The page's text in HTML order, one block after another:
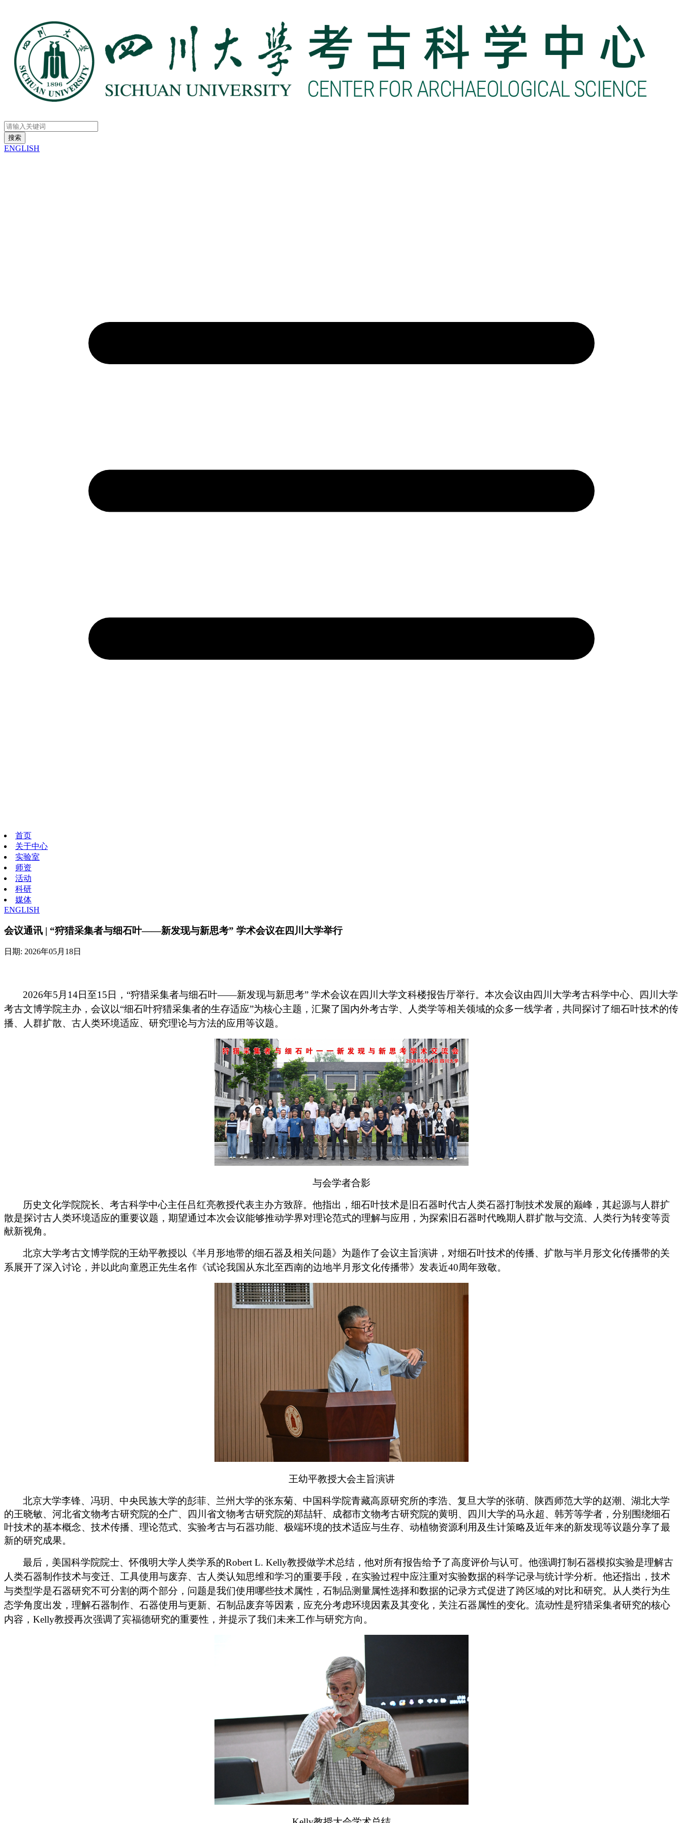
ENGLISH
首页
关于中心
实验室
师资
活动
科研
媒体
ENGLISH
会议通讯 | “狩猎采集者与细石叶——新发现与新思考” 学术会议在四川大学举行
日期: 2026年05月18日
2026年5 月 14日至15 日，“狩猎采集者与细石叶——新发现与新思考” 学术会议在四川大学文科楼报告厅举行。本次会议由四川大学考古科学中心、四川大学
考古文博学院主办，会议以“细石叶狩猎采集者的生存适应”为核心主题，汇聚了国内外考古学、人类学等相关领域的众多一线学者，共同探讨了细石叶技术的传
播、人群扩散、古人类环境适应、研究理论与方法的应用等议题。
与会学者合影
历史文化学院院长、考古科学中心主任吕红亮教授代表主办方致辞。他指出，细石叶技术是旧石器时代古人类石器打制技术发展的巅峰，其起源与人群扩
散是探讨古人类环境适应的重要议题，期望通过本次会议能够推动学界对理论范式的理解与应用，为探索旧石器时代晚期人群扩散与交流、人类行为转变等贡
献新视角。
北京大学考古文博学院的王幼平教授以《半月形地带的细石器及相关问题》为题作了会议主旨演讲，对细石叶技术的传播、扩散与半月形文化传播带的关
系展开了深入讨论，并以此向童恩正先生名作《试论我国从东北至西南的边地半月形文化传播带》发表近40周年致敬。
王幼平教授大会主旨演讲
北京大学李锋、冯玥、中央民族大学的彭菲、兰州大学的张东菊、中国科学院青藏高原研究所的李浩、复旦大学的张萌、陕西师范大学的赵潮、湖北大学
的王晓敏、河北省文物考古研究院的仝广、四川省文物考古研究院的郑喆轩、成都市文物考古研究院的黄明、四川大学的马永超、韩芳等学者，分别围绕细石
叶技术的基本概念、技术传播、理论范式、实验考古与石器功能、极端环境的技术适应与生存、动植物资源利用及生计策略及近年来的新发现等议题分享了最
新的研究成果。
最后，美国科学院院士、怀俄明大学人类学系的Robert L. Kelly教授做学术总结，他对所有报告给予了高度评价与认可。他强调打制石器模拟实验是理解古
人类石器制作技术与变迁、工具使用与废弃、古人类认知思维和学习的重要手段，在实验过程中应注重对实验数据的科学记录与统计学分析。他还指出，技术
与类型学是石器研究不可分割的两个部分，问题是我们使用哪些技术属性，石制品测量属性选择和数据的记录方式促进了跨区域的对比和研究。从人类行为生
态学角度出发，理解石器制作、石器使用与更新、石制品废弃等因素，应充分考虑环境因素及其变化，关注石器属性的变化。流动性是狩猎采集者研究的核心
内容， Kelly教授再次强调了宾福德研究的重要性，并提示了我们未来工作与研究方向。